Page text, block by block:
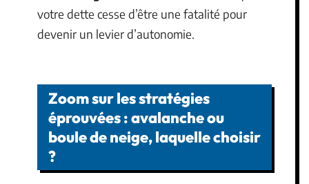
votre dette cesse d’être une fatalité pour
devenir un levier d’autonomie.
Zoom sur les stratégies
éprouvées : avalanche ou
boule de neige, laquelle choisir
?